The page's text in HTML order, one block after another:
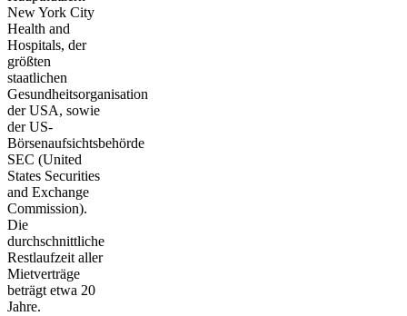
New York City
Health and
Hospitals, der
größten
staatlichen
Gesundheitsorganisation
der USA, sowie
der US-
Börsenaufsichtsbehörde
SEC (United
States Securities
and Exchange
Commission).
Die
durchschnittliche
Restlaufzeit aller
Mietverträge
beträgt etwa 20
Jahre.